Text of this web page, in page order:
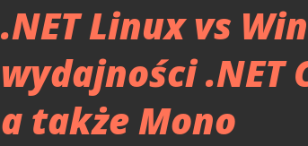
.NET Linux vs
wydajności .NET
a także Mono